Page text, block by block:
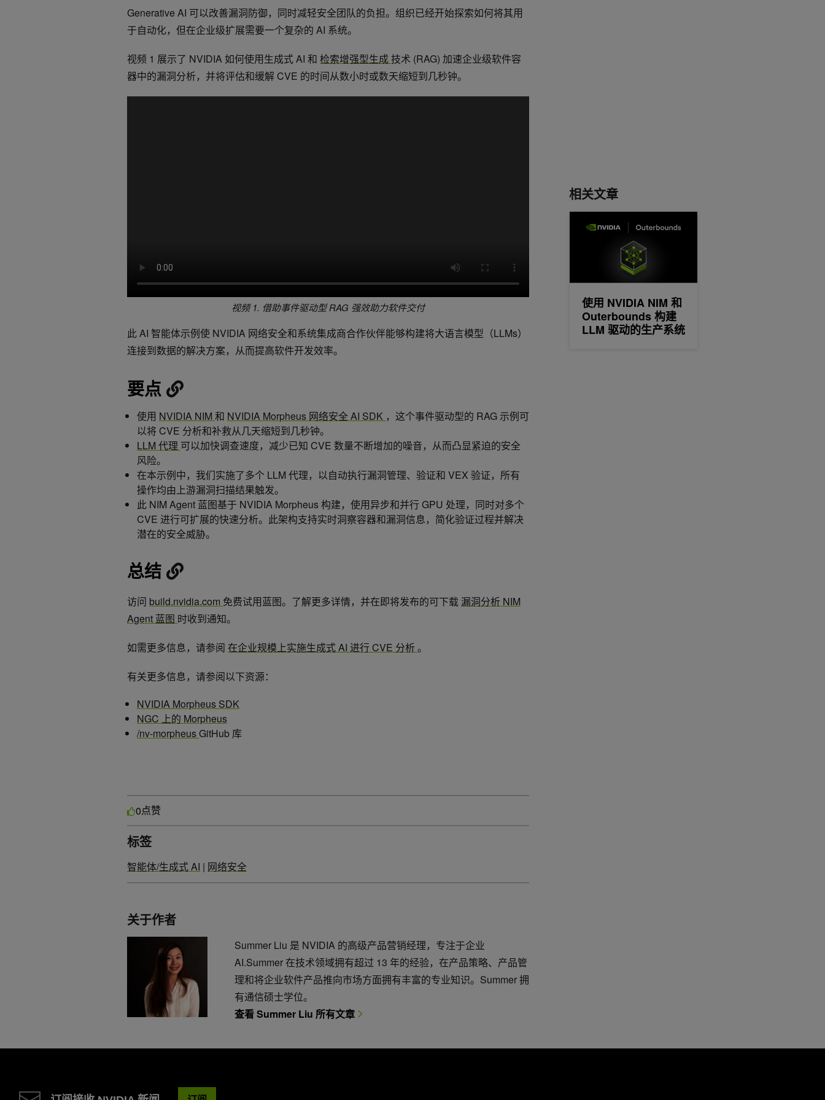
Generative AI 可以改善漏洞防御，同时减轻安全团队的负担。组织已经开始探索如何将其用
于自动化，但在企业级扩展需要一个复杂的 AI 系统。
视频 1 展示了 NVIDIA 如何使用生成式 AI 和 检索增强型生成技术 (RAG) 加速企业级软件容
器中的漏洞分析，并将评估和缓解 CVE 的时间从数小时或数天缩短到几秒钟。
视频 1. 借助事件驱动型 RAG 强效助力软件交付
此 AI 智能体示例使 NVIDIA 网络安全和系统集成商合作伙伴能够构建将大语言模型（LLMs）
连接到数据的解决方案，从而提高软件开发效率。
要点
使用 NVIDIA NIM 和 NVIDIA Morpheus 网络安全 AI SDK ，这个事件驱动型的 RAG 示例可
以将 CVE 分析和补救从几天缩短到几秒钟。
LLM 代理 可以加快调查速度，减少已知 CVE 数量不断增加的噪音，从而凸显紧迫的安全
风险。
在本示例中，我们实施了多个 LLM 代理，以自动执行漏洞管理、验证和 VEX 验证，所有
操作均由上游漏洞扫描结果触发。
此 NIM Agent 蓝图基于 NVIDIA Morpheus 构建，使用异步和并行 GPU 处理，同时对多个
CVE 进行可扩展的快速分析。此架构支持实时洞察容器和漏洞信息，简化验证过程并解决
潜在的安全威胁。
总结
访问 build.nvidia.com 免费试用蓝图。了解更多详情，并在即将发布的可下载 漏洞分析 NIM
Agent 蓝图 时收到通知。
如需更多信息，请参阅 在企业规模上实施生成式 AI 进行 CVE 分析。
有关更多信息，请参阅以下资源：
NVIDIA Morpheus SDK
NGC 上的 Morpheus
/nv-morpheusGitHub 库
0点赞
标签
智能体/生成式 AI | 网络安全
关于作者
Summer Liu 是 NVIDIA 的高级产品营销经理，专注于企业
AI.Summer 在技术领域拥有超过 13 年的经验，在产品策略、产品管
理和将企业软件产品推向市场方面拥有丰富的专业知识。Summer 拥
有通信硕士学位。
查看 Summer Liu 所有文章
相关文章
使用 NVIDIA NIM 和
Outerbounds 构建
LLM 驱动的生产系统
使用 NVIDIA NIM 和 Outerbounds 构建 LLM 驱动的生产系统